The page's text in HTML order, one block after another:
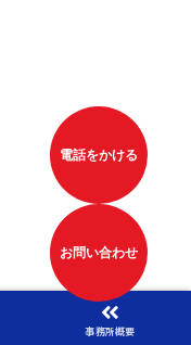
電話をかける
お問い合わせ
事務所概要